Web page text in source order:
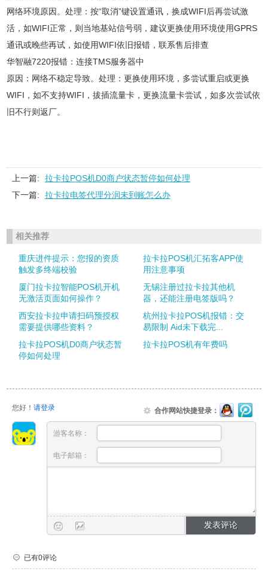
网络环境原因。处理：按“取消”键设置通讯，换成WIFI后再尝试激
活，如WIFI正常，则当地基站信号弱，建议更换使用环境使用GPRS
通讯或晚些再试，如使用WIFI依旧报错，联系售后排查
华智融7220报错：连接TMS服务器中
原因：网络不稳定导致。处理：更换使用环境，多尝试重启或更换
WIFI，如不支持WIFI，拔插流量卡，更换流量卡尝试，如多次尝试依
旧不行则返厂。
上一篇:
拉卡拉POS机D0商户状态暂停如何处理
下一篇:
拉卡拉电签代理分润未到账怎么办
相关推荐
重庆进件提示：您报的资质
触发多终端校验
拉卡拉POS机汇拓客APP使
用注意事项
厦门拉卡拉智能POS机开机
无激活页面如何操作？
无锡注册过拉卡拉其他机
器，还能注册电签版吗？
西安拉卡拉申请扫码预授权
需要提供哪些资料？
杭州拉卡拉POS机报错：交
易限制 Aid未下载完...
拉卡拉POS机D0商户状态暂
停如何处理
拉卡拉POS机有年费吗
您好！ 请登录 合作网站快捷登录：
游客名称：
电子邮箱：
已有0评论